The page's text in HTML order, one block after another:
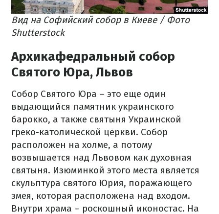
Вид на Софийский собор в Киеве / Фото
Shutterstock
Архикафедральный собор
Святого Юра, Львов
Собор Святого Юра – это еще один
выдающийся памятник украинского
барокко, а также святыня Украинской
греко-католической церкви. Собор
расположен на холме, а потому
возвышается над Львовом как духовная
святыня. Изюминкой этого места является
скульптура святого Юрия, поражающего
змея, которая расположена над входом.
Внутри храма – роскошный иконостас. На